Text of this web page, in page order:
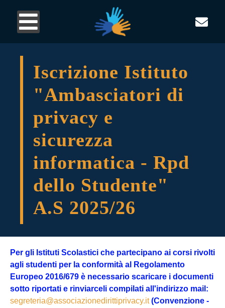
Iscrizione Istituto
"Ambasciatori di
privacy e
sicurezza
informatica - Rpd
dello Studente"
A.S 2025/26
Per gli Istituti Scolastici che partecipano ai corsi rivolti
agli studenti per la conformità al Regolamento
Europeo 2016/679 è necessario scaricare i documenti
sotto riportati e rinviarceli compilati all'indirizzo mail:
segreteria@associazionedirittiprivacy.it(Convenzione -